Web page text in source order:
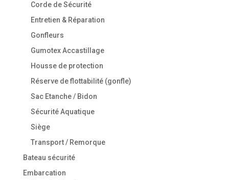
Corde de Sécurité
Entretien & Réparation
Gonfleurs
Gumotex Accastillage
Housse de protection
Réserve de flottabilité (gonfle)
Sac Etanche / Bidon
Sécurité Aquatique
Siège
Transport / Remorque
Bateau sécurité
Embarcation